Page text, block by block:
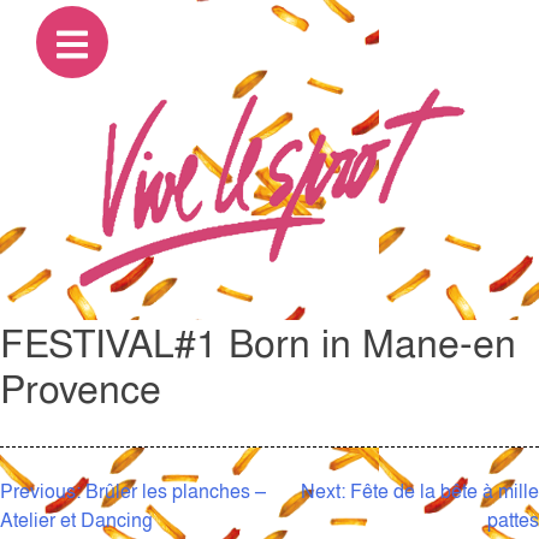
FESTIVAL#1 Born in Mane-en
Provence
NAVIGATION
Previous:Brûler les planches –
Atelier et Dancing
Next: Fête de la bête à mille
pattes